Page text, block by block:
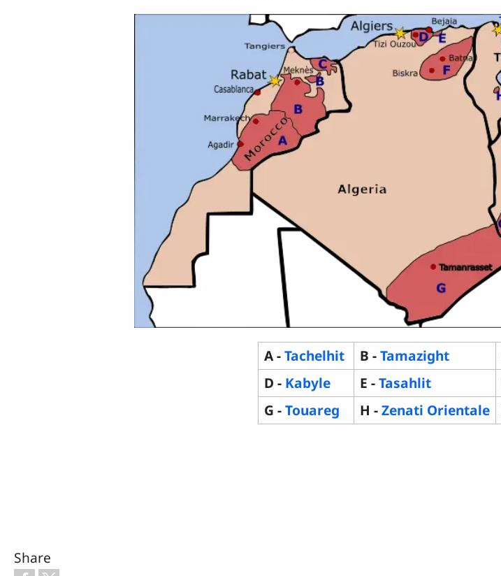
A -Tachelhit B -Tamazight
D - Kabyle E -Tasahlit
G -Touareg H -Zenati Orientale
Share